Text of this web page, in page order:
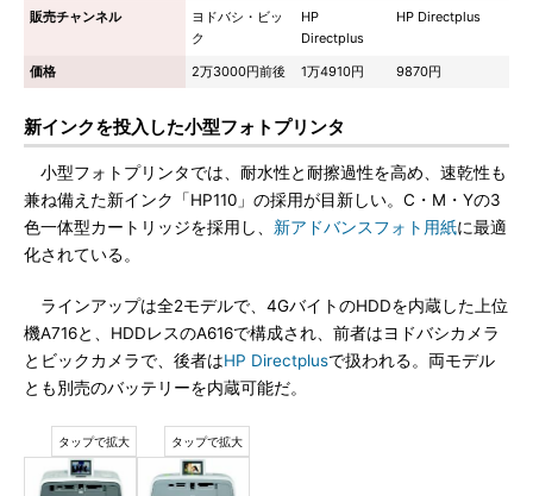
販売チャンネル
ヨドバシ・ビッ
ク
HP
Directplus
HP Directplus
価格 2万3000円前後 1万4910円 9870円
新インクを投入した小型フォトプリンタ
小型フォトプリンタでは、耐水性と耐擦過性を高め、速乾性も
兼ね備えた新インク「HP110」の採用が目新しい。C・M・Yの3
色一体型カートリッジを採用し、 新アドバンスフォト用紙に最適
化されている。
ラインアップは全2モデルで、4GバイトのHDDを内蔵した上位
機A716と、HDDレスのA616で構成され、前者はヨドバシカメラ
とビックカメラで、後者はHP Directplusで扱われる。両モデル
とも別売のバッテリーを内蔵可能だ。